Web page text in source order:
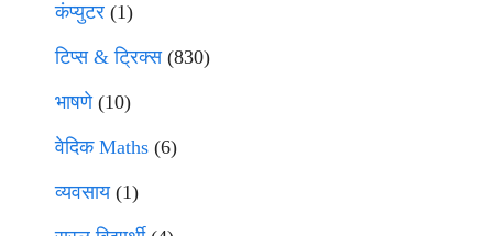
कंप्युटर (1)
टिप्स & ट्रिक्स(830)
भाषणे(10)
वेदिक Maths (6)
व्यवसाय(1)